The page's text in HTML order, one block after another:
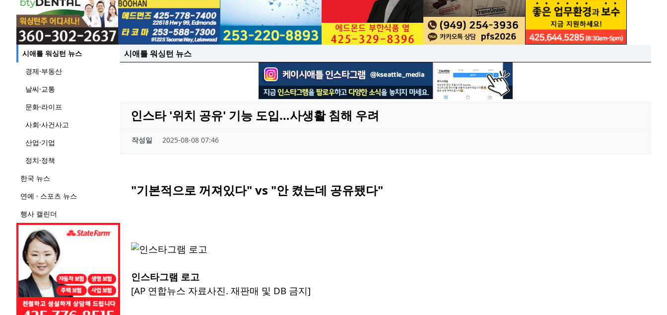
시애틀 워싱턴 뉴스
경제·부동산
날씨·교통
문화·라이프
사회·사건사고
산업·기업
정치·정책
한국 뉴스
연예 · 스포츠 뉴스
행사 캘린더
시애틀 워싱턴 뉴스
인스타 '위치 공유' 기능 도입…사생활 침해 우려
작성일 2025-08-08 07:46
"기본적으로 꺼져있다" vs "안 켰는데 공유됐다"
인스타그램 로고
[AP 연합뉴스 자료사진. 재판매 및 DB 금지]